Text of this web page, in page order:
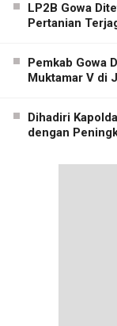
LP2B Gowa
Pertanian
Pemkab Gowa
Muktamar V di
Dihadiri
dengan